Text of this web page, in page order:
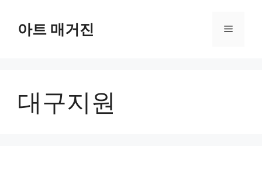
아트 매거진 메
대구지원